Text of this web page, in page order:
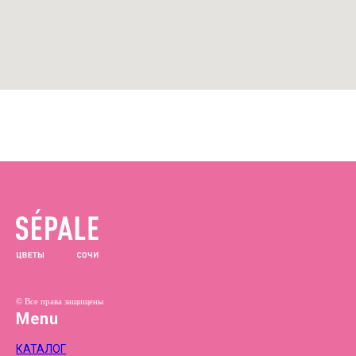
© Все права защищены
Menu
КАТАЛОГ